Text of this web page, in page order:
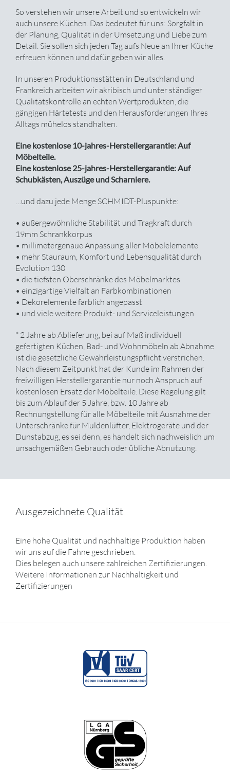
So verstehen wir unsere Arbeit und so entwickeln wir
auch unsere Küchen. Das bedeutet für uns: Sorgfalt in
der Planung, Qualität in der Umsetzung und Liebe zum
Detail. Sie sollen sich jeden Tag aufs Neue an Ihrer Küche
erfreuen können und dafür geben wir alles.
In unseren Produktionsstätten in Deutschland und
Frankreich arbeiten wir akribisch und unter ständiger
Qualitätskontrolle an echten Wertprodukten, die
gängigen Härtetests und den Herausforderungen Ihres
Alltags mühelos standhalten.
Eine kostenlose 10-jahres-Herstellergarantie: Auf
Möbelteile.
Eine kostenlose 25-jahres-Herstellergarantie: Auf
Schubkästen, Auszüge und Scharniere.
…und dazu jede Menge SCHMIDT-Pluspunkte:
• außergewöhnliche Stabilität und Tragkraft durch
19mm Schrankkorpus
• millimetergenaue Anpassung aller Möbelelemente
• mehr Stauraum, Komfort und Lebensqualität durch
Evolution 130
• die tiefsten Oberschränke des Möbelmarktes
• einzigartige Vielfalt an Farbkombinationen
• Dekorelemente farblich angepasst
• und viele weitere Produkt- und Serviceleistungen
* 2 Jahre ab Ablieferung, bei auf Maß individuell
gefertigten Küchen, Bad- und Wohnmöbeln ab Abnahme
ist die gesetzliche Gewährleistungspflicht verstrichen.
Nach diesem Zeitpunkt hat der Kunde im Rahmen der
freiwilligen Herstellergarantie nur noch Anspruch auf
kostenlosen Ersatz der Möbelteile. Diese Regelung gilt
bis zum Ablauf der 5 Jahre, bzw. 10 Jahre ab
Rechnungstellung für alle Möbelteile mit Ausnahme der
Unterschränke für Muldenlüfter, Elektrogeräte und der
Dunstabzug, es sei denn, es handelt sich nachweislich um
unsachgemäßen Gebrauch oder übliche Abnutzung.
Ausgezeichnete Qualität
Eine hohe Qualität und nachhaltige Produktion haben
wir uns auf die Fahne geschrieben.
Dies belegen auch unsere zahlreichen Zertifizierungen.
Weitere Informationen zur Nachhaltigkeit und
Zertifizierungen